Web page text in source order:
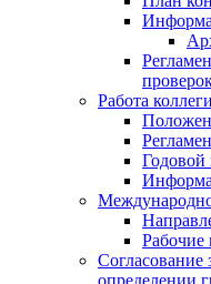
Работа
Годовой
Рабочие
Согласование
определении